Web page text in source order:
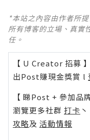
*本站之內容由作者所
所有博客的立場、真實
任。
【 U Creator 招募 】
出Post賺現金獎賞 l
【 睇Post + 參加品
瀏覽更多社群 打卡 丶
攻略及 活動情報